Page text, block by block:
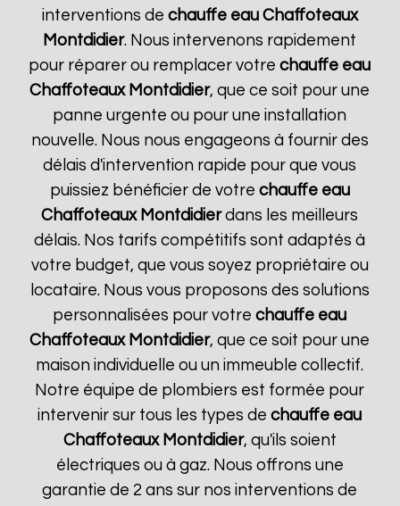
interventions de chauffe eau Chaffoteaux
Montdidier. Nous intervenons rapidement
pour réparer ou remplacer votrechauffe eau
Chaffoteaux Montdidier, que ce soit pour une
panne urgente ou pour une installation
nouvelle. Nous nous engageons à fournir des
délais d'intervention rapide pour que vous
puissiez bénéficier de votre chauffe eau
Chaffoteaux Montdidierdans les meilleurs
délais. Nos tarifs compétitifs sont adaptés à
votre budget, que vous soyez propriétaire ou
locataire. Nous vous proposons des solutions
personnalisées pour votrechauffe eau
Chaffoteaux Montdidier, que ce soit pour une
maison individuelle ou un immeuble collectif.
Notre équipe de plombiers est formée pour
intervenir sur tous les types dechauffe eau
Chaffoteaux Montdidier, qu'ils soient
électriques ou à gaz. Nous offrons une
garantie de 2 ans sur nos interventions de